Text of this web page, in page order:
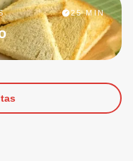
25 MIN